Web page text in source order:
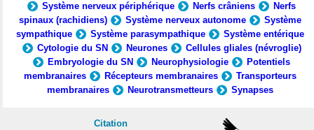
Système nerveux périphérique
Nerfs crâniens
Nerfs
spinaux (rachidiens)
Système nerveux autonome
Système
sympathique
Système parasympathique
Système entérique
Cytologie du SN
Neurones
Cellules gliales (névroglie)
Embryologie du SN
Neurophysiologie
Potentiels
membranaires
Récepteurs membranaires
Transporteurs
membranaires
Neurotransmetteurs Synapses
Citation